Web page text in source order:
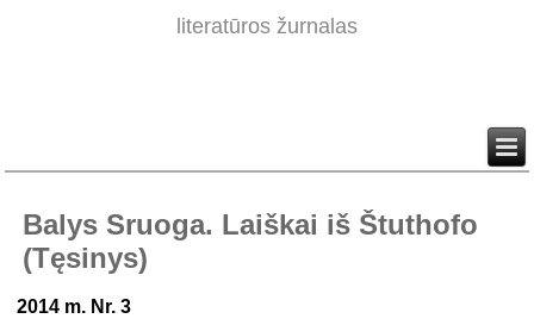
literatūros žurnalas
Balys Sruoga. Laiškai iš Štuthofo
(Tęsinys)
2014 m. Nr.3